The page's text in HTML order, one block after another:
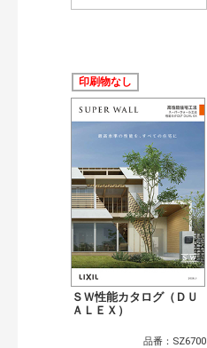
印刷物なし
ＳＷ性能カタログ（ＤＵ
ＡＬＥＸ）
品番：SZ6700